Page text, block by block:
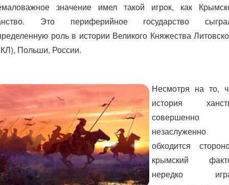
значение имел такой игрок, как
Это периферийное государство
роль в истории Великого Княжества
Польши, России.
Несмотря на то,
история
совершенно
незаслуженно
обходится
крымский
нередко